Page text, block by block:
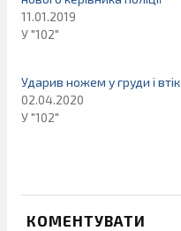
11.01.2019
У "102"
Ударив ножем у груди і втік
02.04.2020
У "102"
КОМЕНТУВАТИ